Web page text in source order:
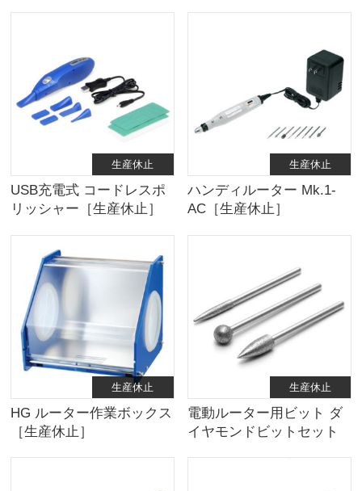
生産休止
USB充電式 コードレスポ
リッシャー［生産休止］
生産休止
ハンディルーター Mk.1-
AC［生産休止］
生産休止
HG ルーター作業ボックス
［生産休止］
生産休止
電動ルーター用ビット ダ
イヤモンドビットセット